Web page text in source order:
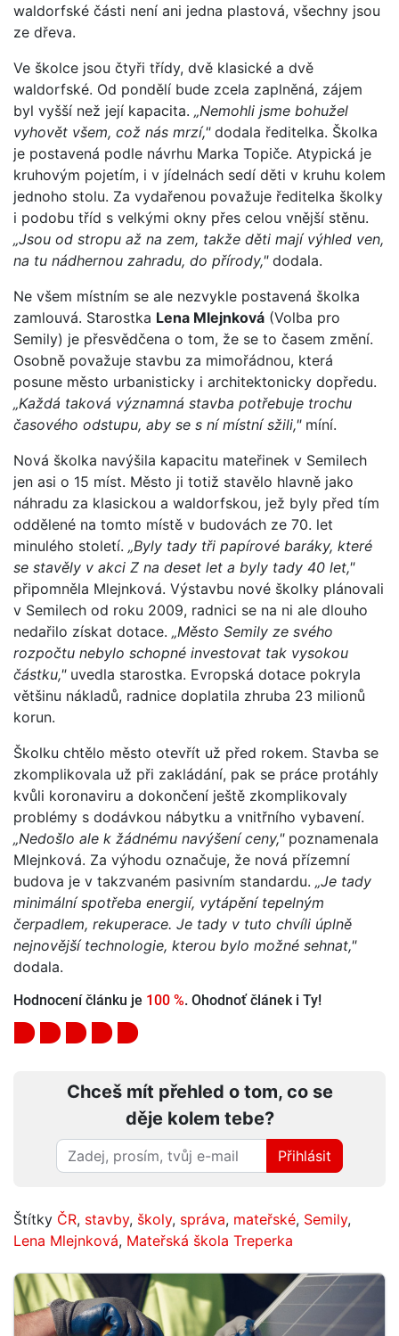
waldorfské části není ani jedna plastová, všechny jsou
ze dřeva.
Ve školce jsou čtyři třídy, dvě klasické a dvě
waldorfské. Od pondělí bude zcela zaplněná, zájem
byl vyšší než její kapacita. „Nemohli jsme bohužel
vyhovět všem, což nás mrzí,"dodala ředitelka. Školka
je postavená podle návrhu Marka Topiče. Atypická je
kruhovým pojetím, i v jídelnách sedí děti v kruhu kolem
jednoho stolu. Za vydařenou považuje ředitelka školky
i podobu tříd s velkými okny přes celou vnější stěnu.
„Jsou od stropu až na zem, takže děti mají výhled ven,
na tu nádhernou zahradu, do přírody,"dodala.
Ne všem místním se ale nezvykle postavená školka
zamlouvá. Starostka Lena Mlejnková (Volba pro
Semily) je přesvědčena o tom, že se to časem změní.
Osobně považuje stavbu za mimořádnou, která
posune město urbanisticky i architektonicky dopředu.
„Každá taková významná stavba potřebuje trochu
časového odstupu, aby se s ní místní sžili,"míní.
Nová školka navýšila kapacitu mateřinek v Semilech
jen asi o 15 míst. Město ji totiž stavělo hlavně jako
náhradu za klasickou a waldorfskou, jež byly před tím
oddělené na tomto místě v budovách ze 70. let
minulého století. „Byly tady tři papírové baráky, které
se stavěly v akci Z na deset let a byly tady 40 let,"
připomněla Mlejnková. Výstavbu nové školky plánovali
v Semilech od roku 2009, radnici se na ni ale dlouho
nedařilo získat dotace. „Město Semily ze svého
rozpočtu nebylo schopné investovat tak vysokou
částku,"uvedla starostka. Evropská dotace pokryla
většinu nákladů, radnice doplatila zhruba 23 milionů
korun.
Školku chtělo město otevřít už před rokem. Stavba se
zkomplikovala už při zakládání, pak se práce protáhly
kvůli koronaviru a dokončení ještě zkomplikovaly
problémy s dodávkou nábytku a vnitřního vybavení.
„Nedošlo ale k žádnému navýšení ceny,"poznamenala
Mlejnková. Za výhodu označuje, že nová přízemní
budova je v takzvaném pasivním standardu. „Je tady
minimální spotřeba energií, vytápění tepelným
čerpadlem, rekuperace. Je tady v tuto chvíli úplně
nejnovější technologie, kterou bylo možné sehnat,"
dodala.
Hodnocení článku je 100 %. Ohodnoť článek i Ty!
Chceš mít přehled o tom, co se
děje kolem tebe?
Přihlásit
Štítky ČR, stavby, školy, správa, mateřské, Semily,
Lena Mlejnková, Mateřská škola Treperka